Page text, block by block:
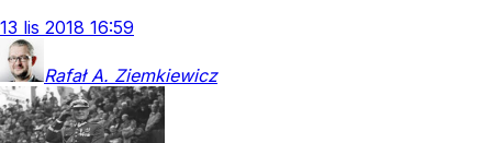
13 lis 2018 16:59
Rafał A. Ziemkiewicz